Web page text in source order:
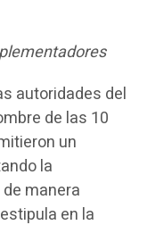
autoridades del
de las 10
un
la
manera
en la